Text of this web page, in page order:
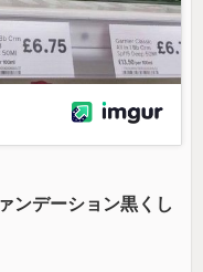
ンデーション黒くし